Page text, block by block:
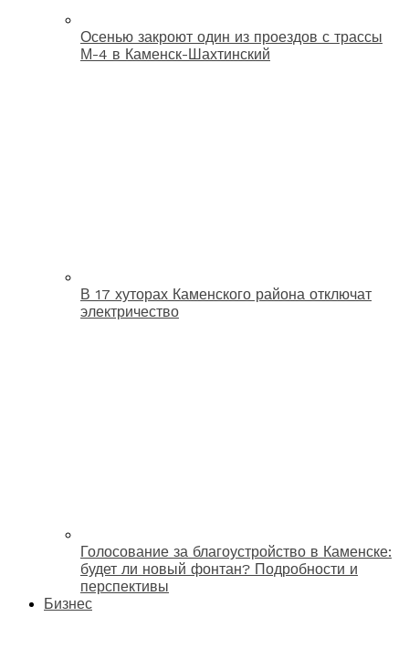
Осенью закроют один из проездов с трассы
М-4 в Каменск-Шахтинский
В 17 хуторах Каменского района отключат
электричество
Голосование за благоустройство в Каменске:
будет ли новый фонтан? Подробности и
перспективы
Бизнес